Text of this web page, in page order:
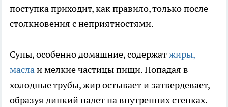
поступка приходит, как правило, только после
столкновения с неприятностями.
Супы, особенно домашние, содержатжиры,
маслаи мелкие частицы пищи. Попадая в
холодные трубы, жир остывает и затвердевает,
образуя липкий налет на внутренних стенках.